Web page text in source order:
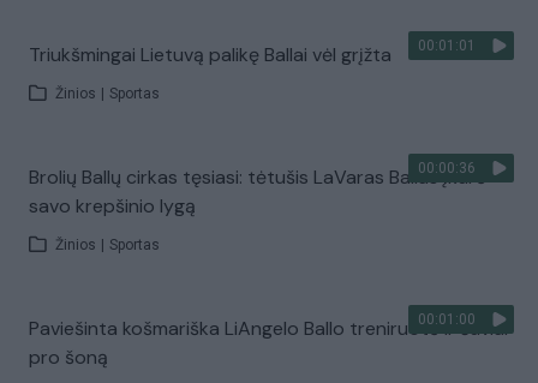
00:01:01
Triukšmingai Lietuvą palikę Ballai vėl grįžta
Žinios Sportas
00:00:36
Brolių Ballų cirkas tęsiasi: tėtušis LaVaras Ballas įkūrė
savo krepšinio lygą
Žinios Sportas
00:01:00
Paviešinta košmariška LiAngelo Ballo treniruotė ir šūviai
pro šoną